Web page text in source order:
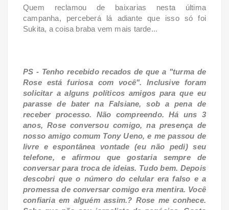
Quem reclamou de baixarias nesta última
campanha, perceberá lá adiante que isso só foi
Sukita, a coisa braba vem mais tarde...
PS - Tenho recebido recados de que a "turma de
Rose está furiosa com você". Inclusive foram
solicitar a alguns políticos amigos para que eu
parasse de bater na Falsiane, sob a pena de
receber processo. Não compreendo. Há uns 3
anos, Rose conversou comigo, na presença de
nosso amigo comum Tony Ueno, e me passou de
livre e espontânea vontade (eu não pedi) seu
telefone, e afirmou que gostaria sempre de
conversar para troca de ideias. Tudo bem. Depois
descobri que o número do celular era falso e a
promessa de conversar comigo era mentira. Você
confiaria em alguém assim.? Rose me conhece.